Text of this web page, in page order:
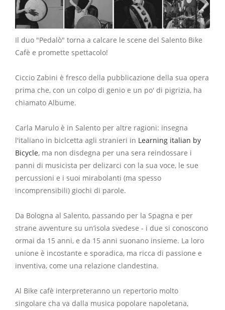
Il duo "Pedalò" torna a calcare le scene del Salento Bike
Cafè e promette spettacolo!
Ciccio Zabini è fresco della pubblicazione della sua opera
prima che, con un colpo di genio e un po' di pigrizia, ha
chiamato Albume.
Carla Marulo è in Salento per altre ragioni: insegna
l'italiano in biclcetta agli stranieri in Learning italian by
Bicycle, ma non disdegna per una sera reindossare i
panni di musicista per delizarci con la sua voce, le sue
percussioni e i suoi mirabolanti (ma spesso
incomprensibili) giochi di parole.
Da Bologna al Salento, passando per la Spagna e per
strane avventure su un’isola svedese - i due si conoscono
ormai da 15 anni, e da 15 anni suonano insieme. La loro
unione è incostante e sporadica, ma ricca di passione e
inventiva, come una relazione clandestina.
Al Bike cafè interpreteranno un repertorio molto
singolare cha va dalla musica popolare napoletana,